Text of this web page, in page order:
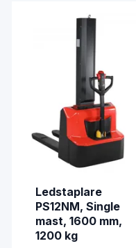
Ledstaplare
PS12NM, Single
mast, 1600 mm,
1200 kg